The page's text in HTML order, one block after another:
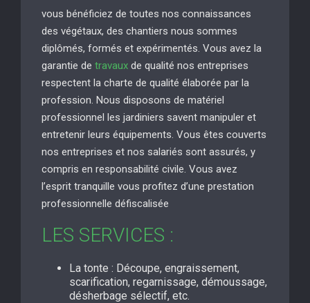
vous bénéficiez de toutes nos connaissances
des végétaux, des chantiers nous sommes
diplômés, formés et expérimentés. Vous avez la
garantie de travaux de qualité nos entreprises
respectent la charte de qualité élaborée par la
profession. Nous disposons de matériel
professionnel les jardiniers savent manipuler et
entretenir leurs équipements. Vous êtes couverts
nos entreprises et nos salariés sont assurés, y
compris en responsabilité civile. Vous avez
l’esprit tranquille vous profitez d’une prestation
professionnelle défiscalisée
LES SERVICES :
La tonte : Découpe, engraissement,
scarification, regarnissage, démoussage,
désherbage sélectif, etc.